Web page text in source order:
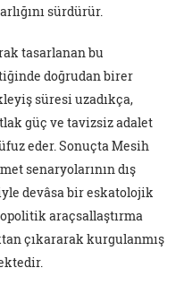
sürdürür.
tasarlanan bu
doğrudan birer
süresi uzadıkça,
güç ve tavizsiz adalet
eder. Sonuçta Mesih
senaryolarının dış
devâsa bir eskatolojik
araçsallaştırma
çıkararak kurgulanmış